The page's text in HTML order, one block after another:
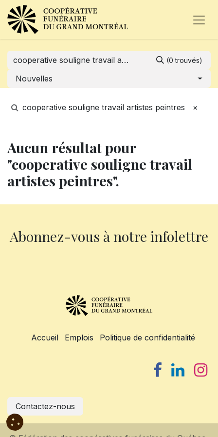
Nouvelles
(0 trouvés)
cooperative souligne travail artistes peintres ×
Aucun résultat pour
"cooperative souligne travail
artistes peintres".
Abonnez-vous à notre infolettre
Accueil Emplois Politique de confidentialité
Contactez-nous